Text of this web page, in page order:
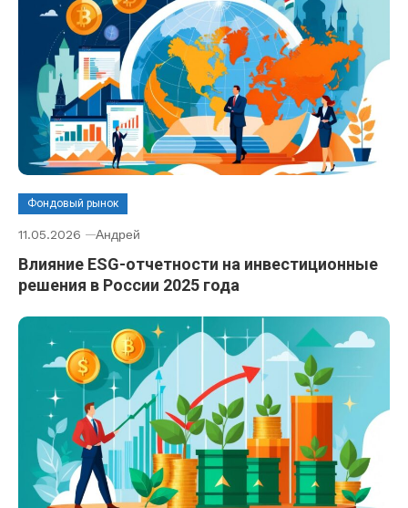
Фондовый рынок
11.05.2026 Андрей
Влияние ESG-отчетности на инвестиционные
решения в России 2025 года